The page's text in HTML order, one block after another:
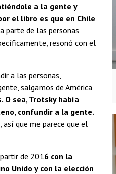
a la gente y
el libro es que en Chile
parte de las personas
resonó con el
a las personas,
salgamos de América
sea, Trotsky había
confundir a la gente.
que me parece que el
de 2016 con la
Unido y con la elección